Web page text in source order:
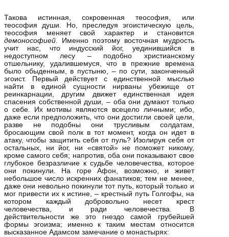
Такова истинная, сокровенная теософия, или
теософия души. Но, преследуя эгоистическую цель,
теософия меняет свой характер и становится
демонософией. Именно поэтому восточная мудрость
учит нас, что индусский йог, уединившийся в
недоступном лесу – подобно христианскому
отшельнику, удалившемуся, что в прежние времена
было обыденным, в пустыню, – по сути, законченный
эгоист. Первый действует с единственной мыслью
найти в единой сущности нирваны убежище от
реинкарнации, другим движет единственная идея
спасения собственной души, – оба они думают только
о себе. Их мотивы являются всецело личными; ибо,
даже если предположить, что они достигли своей цели,
разве не подобны они трусливым солдатам,
бросающим свой полк в тот момент, когда он идет в
атаку, чтобы защитить себя от пуль? Изолируя себя от
остальных, ни йог, ни «святой» не поможет никому,
кроме самого себя; напротив, оба они показывают свое
глубокое безразличие к судьбе человечества, которое
они покинули. На горе Афон, возможно, и живет
небольшое число искренних фанатиков; тем не менее,
даже они невольно покинули тот путь, который только и
мог привести их к истине, – крестный путь Голгофы, на
котором каждый добровольно несет крест
человечества, и ради человечества. В
действительности же это гнездо самой грубейшей
формы эгоизма; именно к таким местам относится
высказанное Адамсом замечание о монастырях: